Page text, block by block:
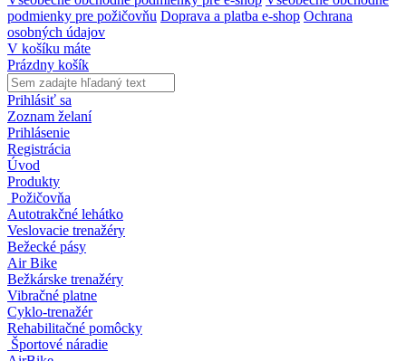
podmienky pre požičovňu Doprava a platba e-shop Ochrana
osobných údajov
V košíku máte
Prázdny košík
Prihlásiť sa
Zoznam želaní
Prihlásenie
Registrácia
Úvod
Produkty
Požičovňa
Autotrakčné lehátko
Veslovacie trenažéry
Bežecké pásy
Air Bike
Bežkárske trenažéry
Vibračné platne
Cyklo-trenažér
Rehabilitačné pomôcky
Športové náradie